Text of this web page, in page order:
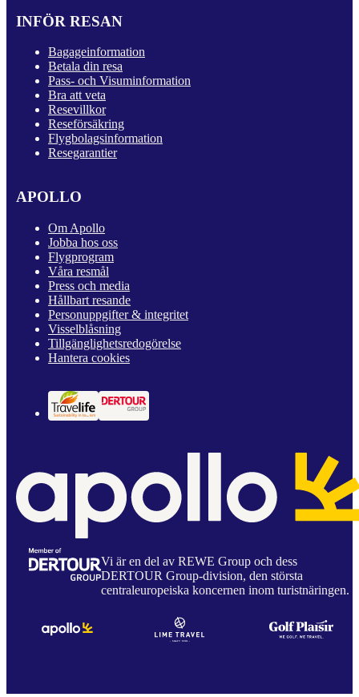
INFÖR RESAN
Bagageinformation
Betala din resa
Pass- och Visuminformation
Bra att veta
Resevillkor
Reseförsäkring
Flygbolagsinformation
Resegarantier
APOLLO
Om Apollo
Jobba hos oss
Flygprogram
Våra resmål
Press och media
Hållbart resande
Personuppgifter & integritet
Visselblåsning
Tillgänglighetsredogörelse
Hantera cookies
Vi är en del av REWE Group och dess
DERTOUR Group-division, den största
centraleuropeiska koncernen inom turistnäringen.